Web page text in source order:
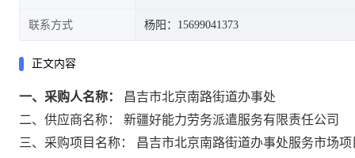
联系方式 杨阳：15699041373
正文内容
一、采购人名称：
昌吉市北京南路街道办事处
二、供应商名称：
新疆好能力劳务派遣服务有限责任公司
三、采购项目名称：
昌吉市北京南路街道办事处服务市场项